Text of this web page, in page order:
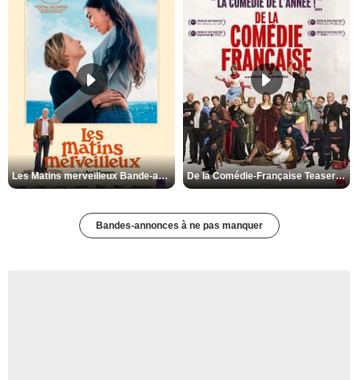
Les Matins merveilleux Bande-annonce VF De la Comédie-Française Teaser VF
Bandes-annonces à ne pas manquer